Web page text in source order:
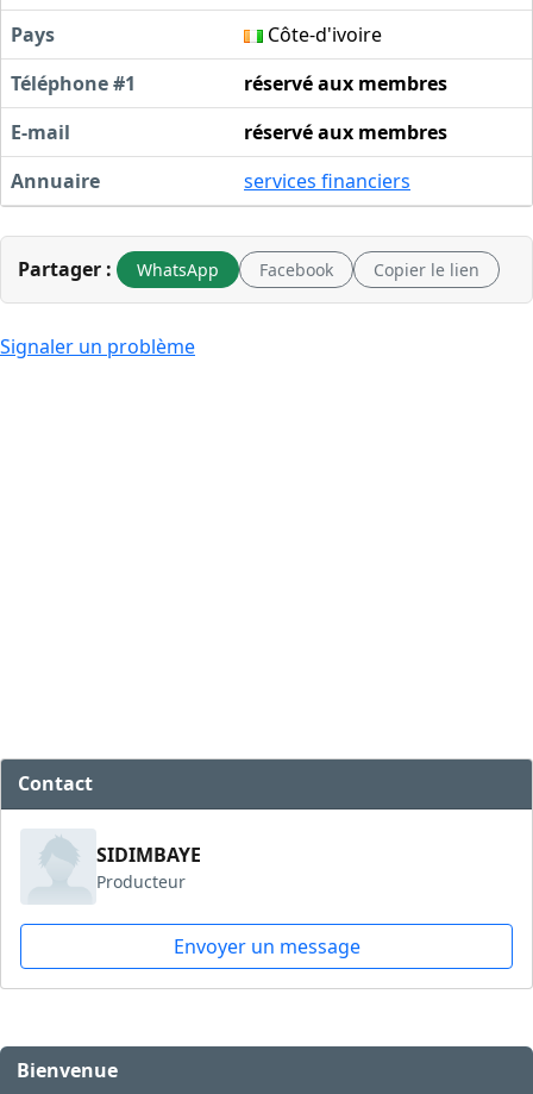
Pays
Côte-d'ivoire
Téléphone #1
réservé aux membres
E-mail
réservé aux membres
Annuaire
services financiers
Partager : WhatsApp Facebook Copier le lien
Signaler un problème
Contact
SIDIMBAYE
Producteur
Envoyer un message
Bienvenue